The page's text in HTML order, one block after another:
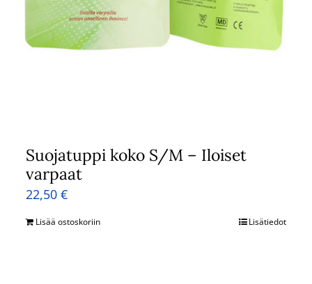
Suojatuppi koko S/M – Iloiset
varpaat
22,50€
Lisää ostoskoriin Lisätiedot